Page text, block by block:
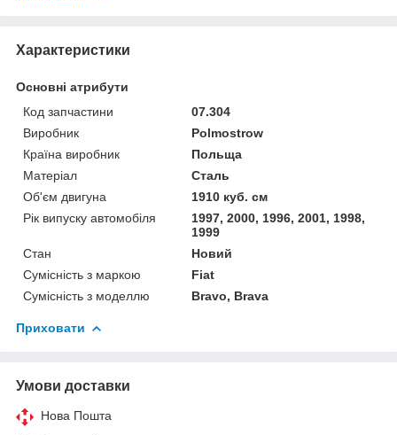
Характеристики
Основні атрибути
Код запчастини
07.304
Виробник
Polmostrow
Країна виробник
Польща
Матеріал
Сталь
Об'єм двигуна
1910 куб. см
Рік випуску автомобіля
1997, 2000, 1996, 2001, 1998,
1999
Стан
Новий
Сумісність з маркою
Fiat
Сумісність з моделлю
Bravo, Brava
Приховати
Умови доставки
Нова Пошта